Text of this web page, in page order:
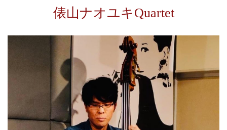
俵山ナオユキQuartet